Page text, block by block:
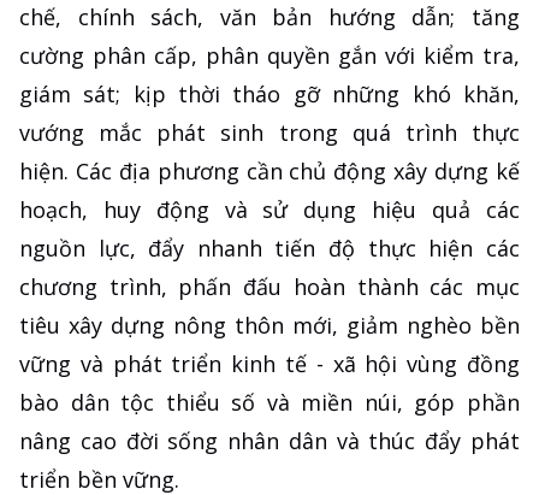
chế, chính sách, văn bản hướng dẫn; tăng
cường phân cấp, phân quyền gắn với kiểm tra,
giám sát; kịp thời tháo gỡ những khó khăn,
vướng mắc phát sinh trong quá trình thực
hiện. Các địa phương cần chủ động xây dựng kế
hoạch, huy động và sử dụng hiệu quả các
nguồn lực, đẩy nhanh tiến độ thực hiện các
chương trình, phấn đấu hoàn thành các mục
tiêu xây dựng nông thôn mới, giảm nghèo bền
vững và phát triển kinh tế - xã hội vùng đồng
bào dân tộc thiểu số và miền núi, góp phần
nâng cao đời sống nhân dân và thúc đẩy phát
triển bền vững.